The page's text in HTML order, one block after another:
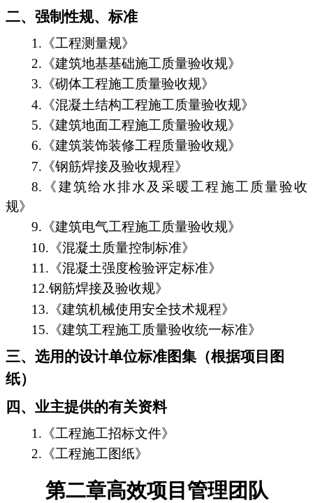
二、强制性规、标准
1.《工程测量规》
2.《建筑地基基础施工质量验收规》
3.《砌体工程施工质量验收规》
4.《混凝土结构工程施工质量验收规》
5.《建筑地面工程施工质量验收规》
6.《建筑装饰装修工程质量验收规》
7.《钢筋焊接及验收规程》
8.《建筑给水排水及采暖工程施工质量验收
规》
9.《建筑电气工程施工质量验收规》
10.《混凝土质量控制标准》
11.《混凝土强度检验评定标准》
12.钢筋焊接及验收规》
13.《建筑机械使用安全技术规程》
15.《建筑工程施工质量验收统一标准》
三、选用的设计单位标准图集（根据项目图
纸）
四、业主提供的有关资料
1.《工程施工招标文件》
2.《工程施工图纸》
第二章高效项目管理团队